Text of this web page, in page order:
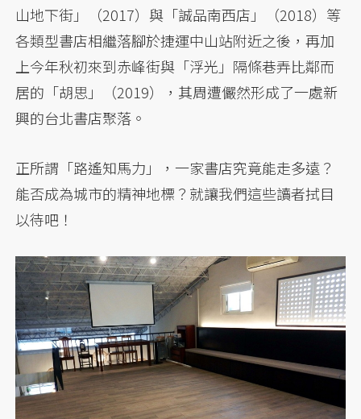
山地下街」（2017）與「誠品南西店」（2018）等
各類型書店相繼落腳於捷運中山站附近之後，再加
上今年秋初來到赤峰街與「浮光」隔條巷弄比鄰而
居的「胡思」（2019），其周遭儼然形成了一處新
興的台北書店聚落。
正所謂「路遙知馬力」，一家書店究竟能走多遠？
能否成為城市的精神地標？就讓我們這些讀者拭目
以待吧！